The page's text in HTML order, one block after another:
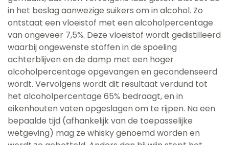
in het beslag aanwezige suikers om in alcohol. Zo
ontstaat een vloeistof met een alcoholpercentage
van ongeveer 7,5%. Deze vloeistof wordt gedistilleerd
waarbij ongewenste stoffen in de spoeling
achterblijven en de damp met een hoger
alcoholpercentage opgevangen en gecondenseerd
wordt. Vervolgens wordt dit resultaat verdund tot
het alcoholpercentage 65% bedraagt, en in
eikenhouten vaten opgeslagen om te rijpen. Na een
bepaalde tijd (afhankelijk van de toepasselijke
wetgeving) mag ze whisky genoemd worden en